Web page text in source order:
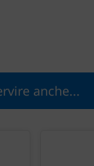
anche...